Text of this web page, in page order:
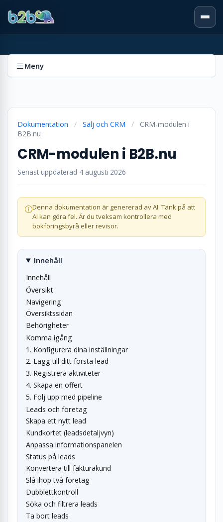
Meny
Dokumentation / Sälj och CRM /
CRM-modulen i
B2B.nu
CRM-modulen i B2B.nu
Senast uppdaterad 4 augusti 2026
Denna dokumentation är genererad av AI. Tänk på att
AI kan göra fel. Är du tveksam kontrollera med
bokföringsbyrå eller revisor.
Innehåll
Innehåll
Översikt
Navigering
Översiktssidan
Behörigheter
Komma igång
1. Konfigurera dina inställningar
2. Lägg till ditt första lead
3. Registrera aktiviteter
4. Skapa en offert
5. Följ upp med pipeline
Leads och företag
Skapa ett nytt lead
Kundkortet (leadsdetaljvyn)
Anpassa informationspanelen
Status på leads
Konvertera till fakturakund
Slå ihop två företag
Dubblettkontroll
Söka och filtrera leads
Ta bort leads